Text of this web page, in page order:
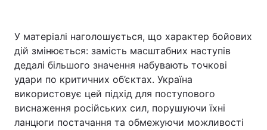
У матеріалі наголошується, що характер бойових
дій змінюється: замість масштабних наступів
дедалі більшого значення набувають точкові
удари по критичних об’єктах. Україна
використовує цей підхід для поступового
виснаження російських сил, порушуючи їхні
ланцюги постачання та обмежуючи можливості